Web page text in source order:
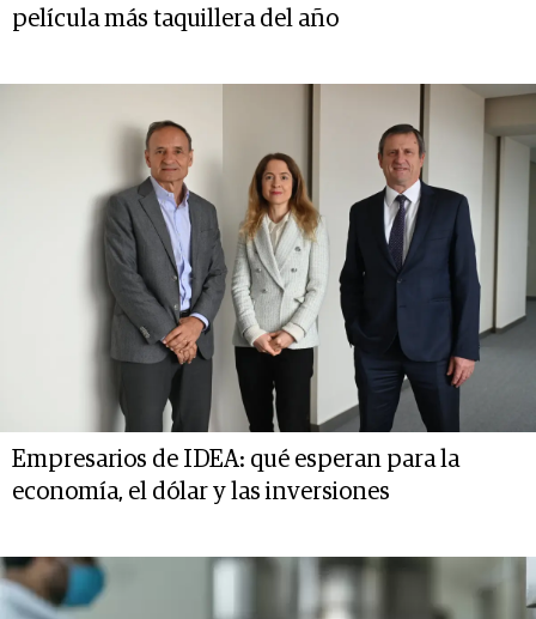
película más taquillera del año
Empresarios de IDEA: qué esperan para la
economía, el dólar y las inversiones